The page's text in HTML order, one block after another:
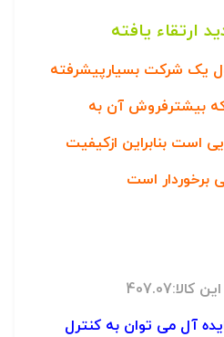
ارتقاء یافته
یک شرکت بسیارپیشرفته
بیشترفروش آن به
استبنابراین ازکیفیت
برخوردار است
آل می توان به کنترل